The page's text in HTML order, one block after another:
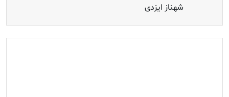
شهناز ایزدی